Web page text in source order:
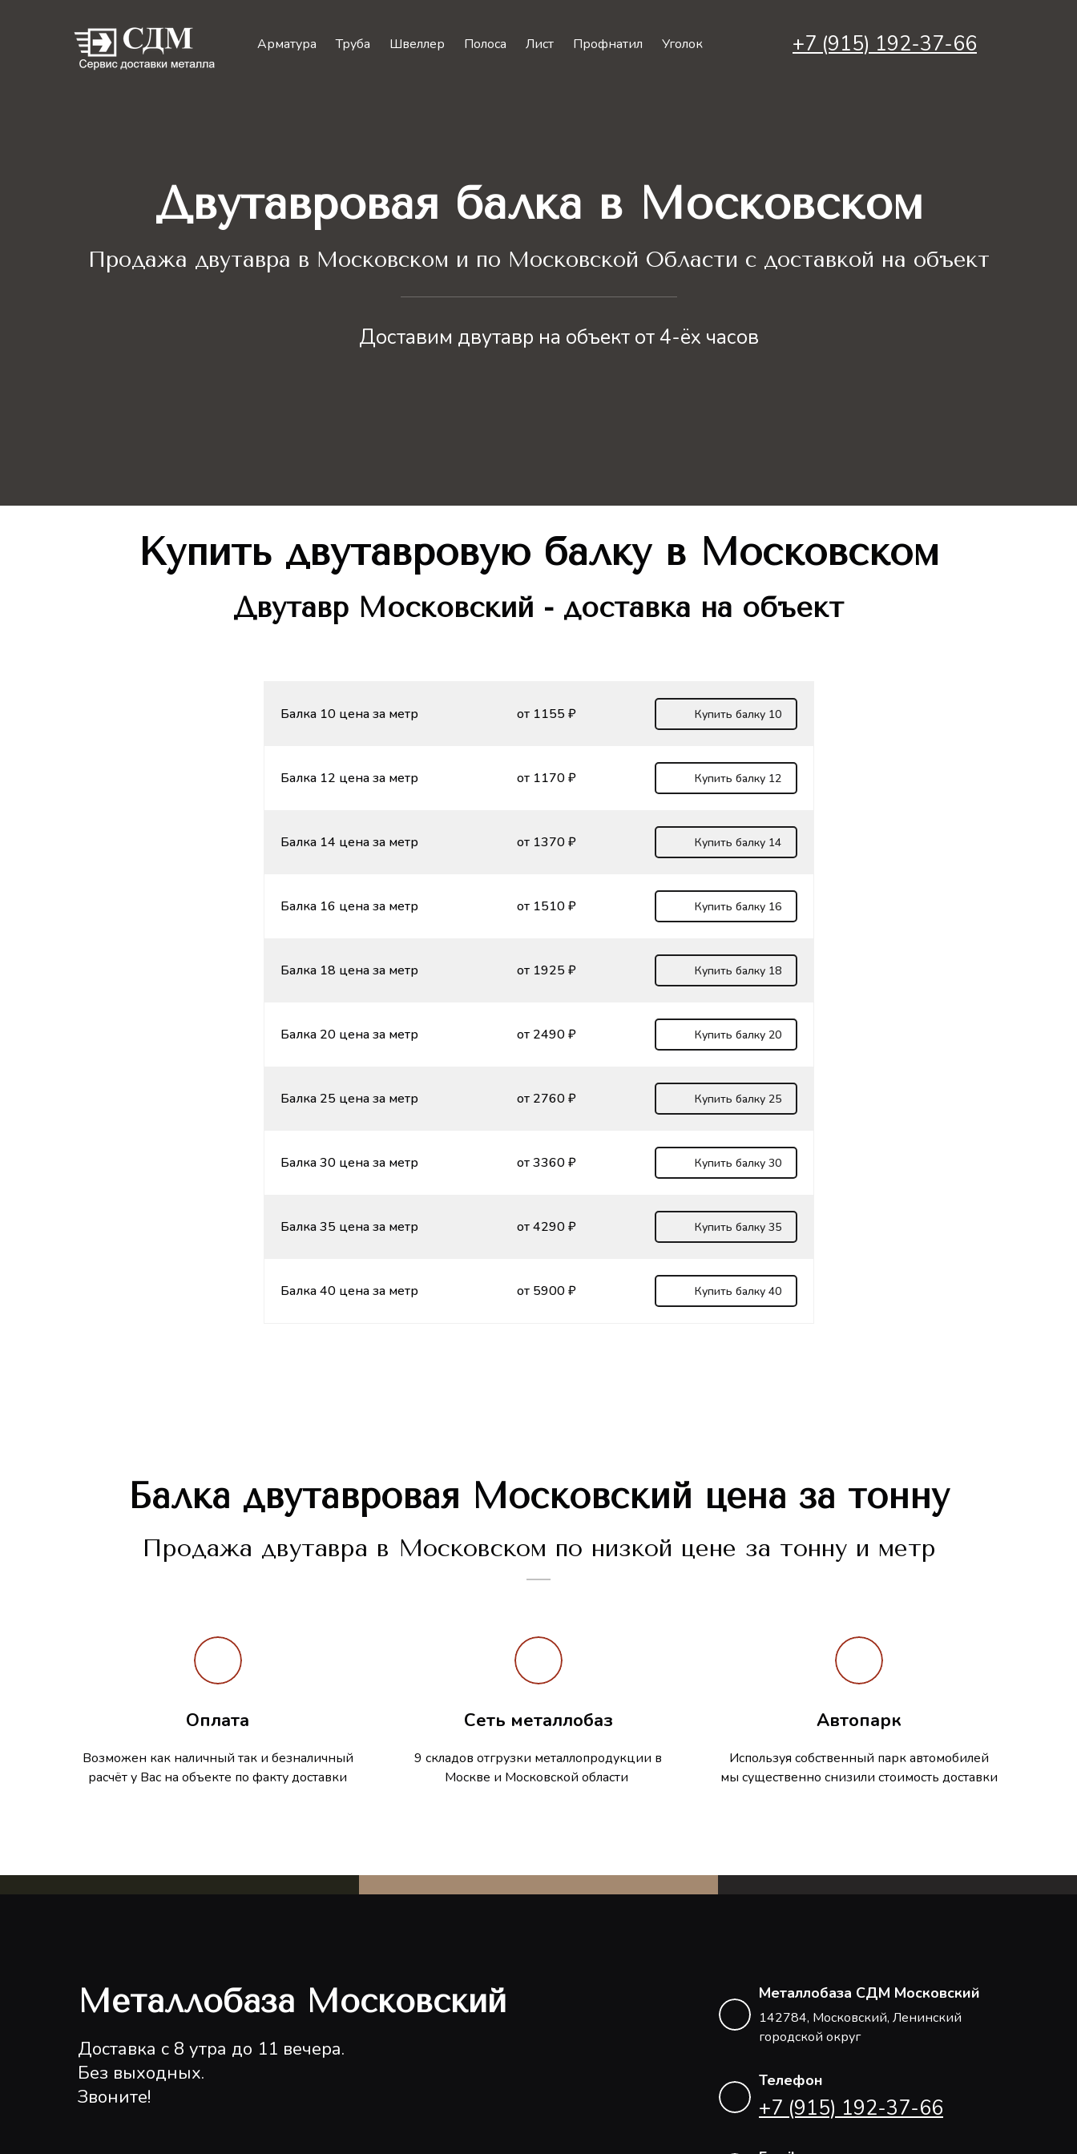
Арматура Труба Швеллер Полоса Лист Профнатил Уголок +7 (915) 192-37-66
Двутавровая балка в Московском
Продажа двутавра в Московском и по Московской Области с доставкой на объект
Доставим двутавр на объект от 4-ёх часов
Купить двутавровую балку в Московском
Двутавр Московский - доставка на объект
Балка 10 цена за метр от 1155 ₽ Купить балку 10
Балка 12 цена за метр от 1170 ₽ Купить балку 12
Балка 14 цена за метр от 1370 ₽ Купить балку 14
Балка 16 цена за метр от 1510 ₽ Купить балку 16
Балка 18 цена за метр от 1925 ₽ Купить балку 18
Балка 20 цена за метр от 2490 ₽ Купить балку 20
Балка 25 цена за метр от 2760 ₽ Купить балку 25
Балка 30 цена за метр от 3360 ₽ Купить балку 30
Балка 35 цена за метр от 4290 ₽ Купить балку 35
Балка 40 цена за метр от 5900 ₽ Купить балку 40
Балка двутавровая Московский цена за тонну
Продажа двутавра в Московском по низкой цене за тонну и метр
Оплата
Возможен как наличный так и безналичный
расчёт у Вас на объекте по факту доставки
Сеть металлобаз
9 складов отгрузки металлопродукции в
Москве и Московской области
Автопарк
Используя собственный парк автомобилей
мы существенно снизили стоимость доставки
Металлобаза Московский
Доставка с 8 утра до 11 вечера.
Без выходных.
Звоните!
Металлобаза СДМ Московский
142784, Московский, Ленинский
городской округ
Телефон
+7 (915) 192-37-66